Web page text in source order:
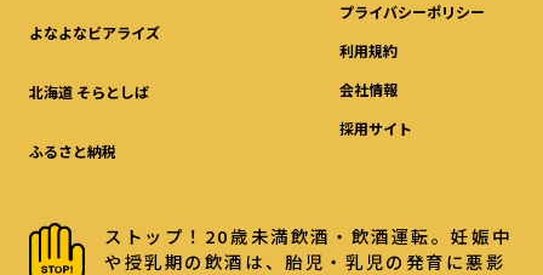
よなよなビアライズ
北海道 そらとしば
ふるさと納税
プライバシーポリシー
利用規約
会社情報
採用サイト
ストップ！20歳未満飲酒・飲酒運転。妊娠中
や授乳期の飲酒は、胎児・乳児の発育に悪影